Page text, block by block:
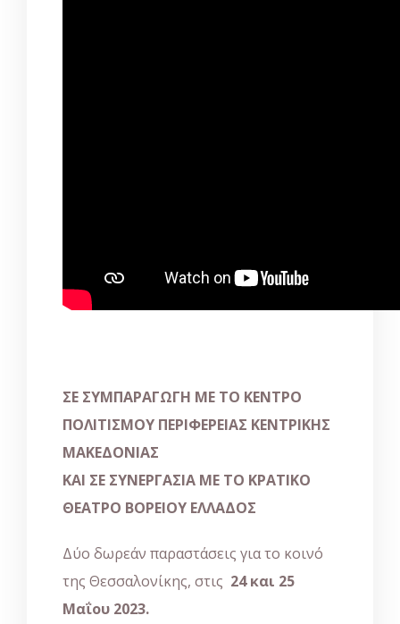
ΣΕ ΣΥΜΠΑΡΑΓΩΓΗ ΜΕ ΤΟ ΚΕΝΤΡΟ
ΠΟΛΙΤΙΣΜΟΥ ΠΕΡΙΦΕΡΕΙΑΣ ΚΕΝΤΡΙΚΗΣ
ΜΑΚΕΔΟΝΙΑΣ
ΚΑΙ ΣΕ ΣΥΝΕΡΓΑΣΙΑ ΜΕ ΤΟ ΚΡΑΤΙΚΟ
ΘΕΑΤΡΟ ΒΟΡΕΙΟΥ ΕΛΛΑΔΟΣ
Δύο δωρεάν παραστάσεις για το κοινό
της Θεσσαλονίκης, στις 24 και 25
Μαΐου 2023.